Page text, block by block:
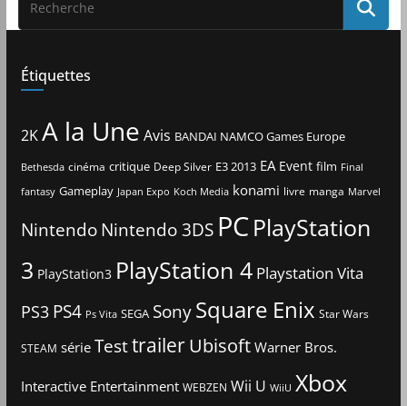
Étiquettes
2KA la Une Avis BANDAI NAMCO Games Europe
Bethesda cinéma critique Deep Silver E3 2013 EA Event film Final
fantasy Gameplay Japan Expo Koch Media konami livre manga Marvel
Nintendo Nintendo 3DS PCPlayStation
3 PlayStation3 PlayStation 4 Playstation Vita
PS3 PS4 Ps Vita SEGA Sony Square Enix Star Wars
STEAM série TesttrailerUbisoftWarner Bros.
Interactive Entertainment WEBZEN Wii U WiiU Xbox